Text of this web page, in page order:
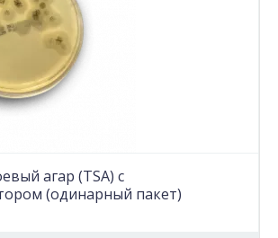
агар (TSA) с
(одинарный пакет)